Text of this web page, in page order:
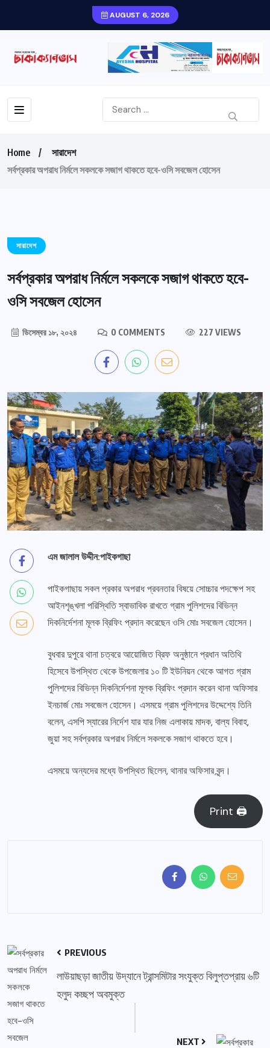
AUGUST 6, 2026
Home
সারাদেশ
সর্বপ্রকার অপরাধ নির্মলে সকলকে সজাগ থাকতে হবে-ওসি সবজেল হোসেন
সারাদেশ
সর্বপ্রকার অপরাধ নির্মলে সকলকে সজাগ থাকতে হবে-
ওসি সবজেল হোসেন
ডিসেম্বর ১৮, ২০২৪ 0 COMMENTS 227 VIEWS
এম জালাল উদ্দীন:পাইকগাছা
পাইকগাছায় সকল প্রকার অপরাধ প্রবনতার বিষয়ে সোচ্চার পদক্ষেপ সহ
আইনশৃঙ্খলা পরিস্থিতি স্বাভাবিক রাখতে গ্রাম পুলিশদের বিভিন্ন
দিকনির্দেশনা মূলক ব্রিফিং প্রদান করেছেন ওসি মোঃ সবজেল হোসেন।
বুধবার দুপুরে থানা চত্বরে আয়োজিত ব্রিফ অনুষ্ঠানে প্রধান অতিথি
হিসেবে উপস্থিত থেকে উপজেলার ১০ টি ইউনিয়ন থেকে আগত গ্রাম
পুলিশদের বিভিন্ন দিকনির্দেশনা মূলক ব্রিফিং প্রদান করেন থানা অফিসার
ইনচার্জ মোঃ সবজেল হোসেন। এসময়ে গ্রাম পুলিশদের উদ্দেশ্যে তিনি
বলেন, এসপি স্যারের নির্দেশ যার যার নিজ এলাকায় মাদক, বাল্য বিবাহ,
জুয়া সহ সর্বপ্রকার অপরাধ নির্মলে সকলকে সজাগ থাকতে হবে।
এসময়ে অন্যদের মধ্যে উপস্থিত ছিলেন, থানার অফিসার বৃন্দ।
Print 🖨
PREVIOUS
লাউয়াছড়া জাতীয় উদ্যানে ট্রান্সমিটার সংযুক্ত বিলুপ্তপ্রায় ৬টি
হলুদ কচ্ছপ অবমুক্ত
NEXT